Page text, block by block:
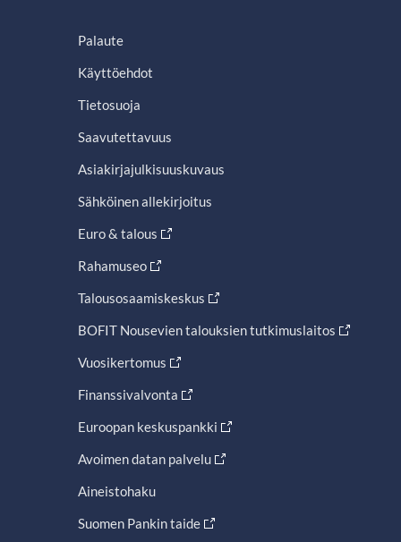
Palaute
Käyttöehdot
Tietosuoja
Saavutettavuus
Asiakirjajulkisuuskuvaus
Sähköinen allekirjoitus
Euro & talous
Rahamuseo
Talousosaamiskeskus
BOFIT Nousevien talouksien tutkimuslaitos
Vuosikertomus
Finanssivalvonta
Euroopan keskuspankki
Avoimen datan palvelu
Aineistohaku
Suomen Pankin taide